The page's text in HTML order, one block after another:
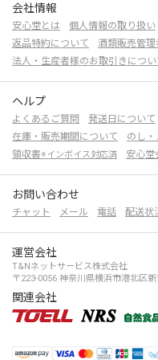
会社情報
安心堂とは 個人情報の取り扱い
返品特約について
酒類販売管理
法人・生産者様のお取引きについ
ヘルプ
よくあるご質問 発送日について
在庫・販売期間について
のし
領収書※インボイス対応済 安心堂
お問い合わせ
チャット メール 電話 配送状
運営会社
T&Nネットサービス株式会社
〒223-0056 神奈川県横浜市港北区
関連会社